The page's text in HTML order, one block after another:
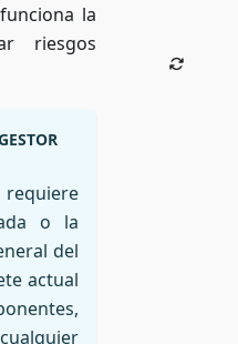
la
riesgos
o la
del
actual